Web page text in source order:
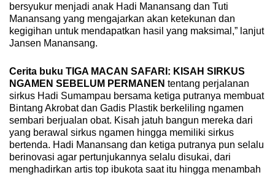
bersyukur menjadi anak Hadi Manansang dan Tuti
Manansang yang mengajarkan akan ketekunan dan
kegigihan untuk mendapatkan hasil yang maksimal,” lanjut
Jansen Manansang.
Cerita buku TIGA MACAN SAFARI: KISAH SIRKUS
NGAMEN SEBELUM PERMANEN tentang perjalanan
sirkus Hadi Sumampau bersama ketiga putranya membuat
Bintang Akrobat dan Gadis Plastik berkeliling ngamen
sembari berjualan obat. Kisah jatuh bangun mereka dari
yang berawal sirkus ngamen hingga memiliki sirkus
bertenda. Hadi Manansang dan ketiga putranya pun selalu
berinovasi agar pertunjukannya selalu disukai, dari
menghadirkan artis top ibukota saat itu hingga menambah